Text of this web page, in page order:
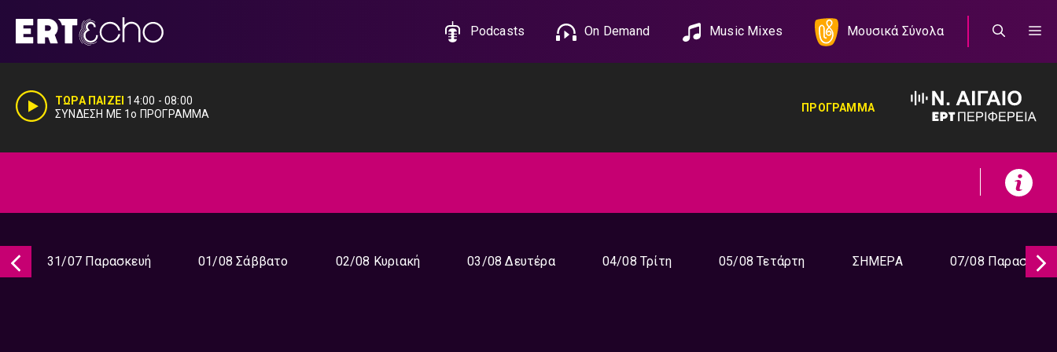
περιεχόμενο
Podcasts On Demand Music Mixes Μουσικά Σύνολα
ΤΩΡΑ ΠΑΙΖΕΙ 14:00 -08:00
ΣΥΝΔΕΣΗ ΜΕ 1ο ΠΡΟΓΡΑΜΜΑ
ΠΡΟΓΡΑΜΜΑ
31/07 Παρασκευή 01/08 Σάββατο 02/08 Κυριακή 03/08 Δευτέρα 04/08 Τρίτη 05/08 Τετάρτη ΣΗΜΕΡΑ 07/08 Παρασκευή